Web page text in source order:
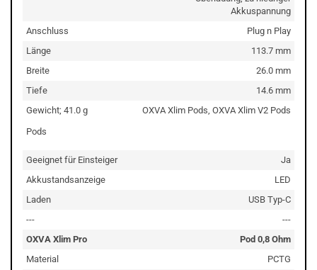
Akkuspannung
Anschluss
Plug n Play
Länge
113.7 mm
Breite
26.0 mm
Tiefe
14.6 mm
Gewicht; 41.0 g
Pods
OXVA Xlim Pods, OXVA Xlim V2 Pods
Geeignet für Einsteiger
Ja
Akkustandsanzeige
LED
Laden
USB Typ-C
---
---
OXVA Xlim Pro
Pod 0,8 Ohm
Material
PCTG